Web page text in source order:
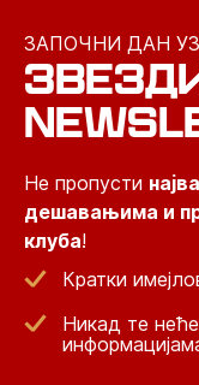
ЗАПОЧНИ ДАН
Не пропусти
дешавањима и
клуба!
Кратки
Никад те